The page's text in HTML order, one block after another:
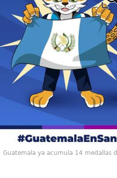
Guatemala ya acumula 14 medallas